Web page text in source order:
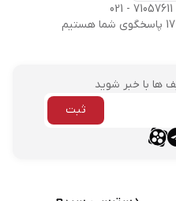
ها با خبر شوید
ثبت
telegram
aparat link